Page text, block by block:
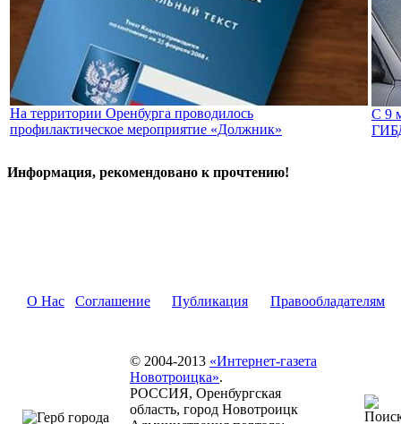
На территории Оренбурга проводилось
профилактическое мероприятие «Должник»
С 9
Информация, рекомендовано к прочтению!
О Нас Соглашение Публикация Правообладателям
© 2004-2013 «Интернет-газета
Новотроицка».
РОССИЯ, Оренбургская
область, город Новотроицк